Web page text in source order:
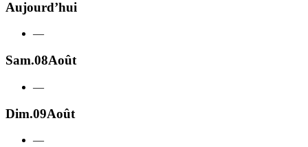
Aujourd’hui
—
Sam.08Août
—
Dim.09Août
—